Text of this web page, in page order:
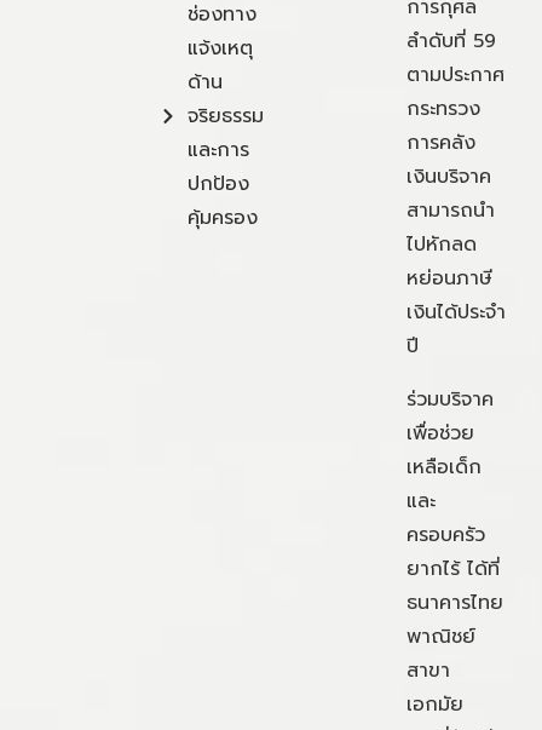
ช่องทาง
แจ้งเหตุ
ด้าน
จริยธรรม
และการ
ปกป้อง
คุ้มครอง
การกุศล
ลำดับที่ 59
ตามประกาศ
กระทรวง
การคลัง
เงินบริจาค
สามารถนำ
ไปหักลด
หย่อนภาษี
เงินได้ประจำ
ปี
ร่วมบริจาค
เพื่อช่วย
เหลือเด็ก
และ
ครอบครัว
ยากไร้ ได้ที่
ธนาคารไทย
พาณิชย์
สาขา
เอกมัย